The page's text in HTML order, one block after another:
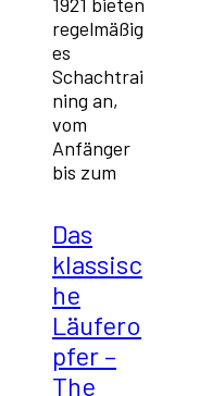
regelmäßig
es
Schachtrai
ning an,
vom
Anfänger
bis zum
Das
klassisc
he
Läufero
pfer –
The